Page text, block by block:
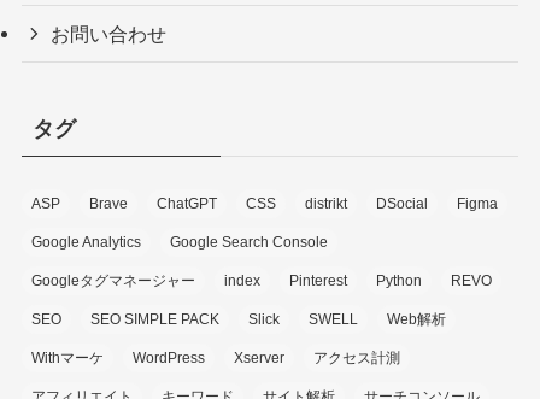
お問い合わせ
タグ
ASP Brave ChatGPT CSS distrikt DSocial Figma
Google Analytics Google Search Console
Googleタグマネージャー index Pinterest Python REVO
SEO SEO SIMPLE PACK Slick SWELL Web解析
Withマーケ WordPress Xserver アクセス計測